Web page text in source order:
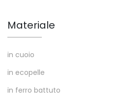
Materiale
in cuoio
in ecopelle
in ferro battuto